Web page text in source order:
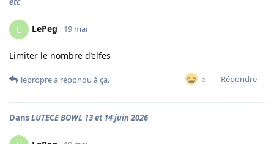
L LePeg 19 mai
Limiter le nombre d’elfes
5 Répondre
leproprea répondu à ça.
DansLUTECE BOWL 13 et 14 juin 2026